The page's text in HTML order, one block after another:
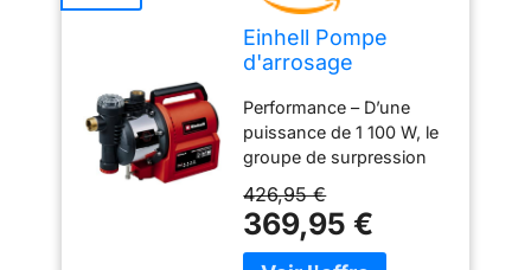
Einhell Pompe
d'arrosage
1144 SMART
Performance – D’une
puissance de 1 100 W, le
groupe de surpression
automatique GE-AW
1144 SMART Einhell
fournit jusqu’à 4 400 l
d’eau claire par heure
426,95 €
369,95 €